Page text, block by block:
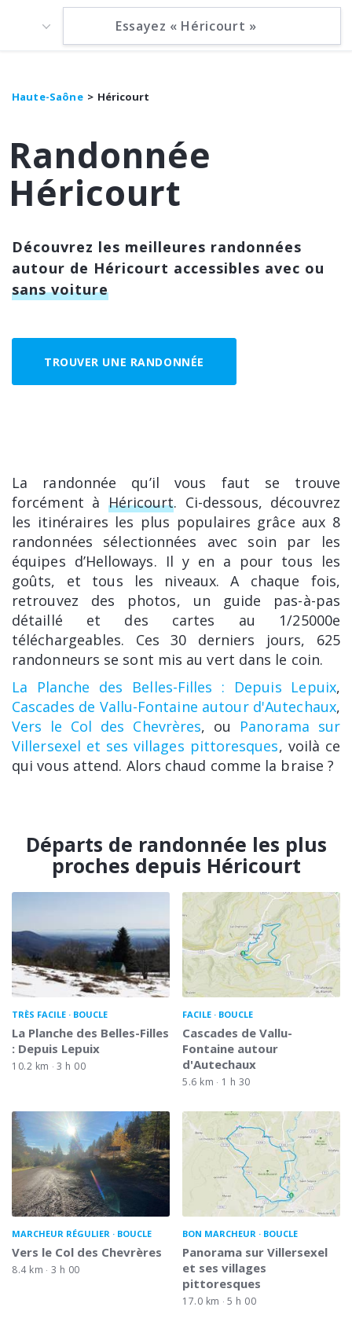
Haute-Saône Héricourt
Randonnée
Héricourt
Découvrez les meilleures randonnées
autour de Héricourt accessibles avec ou
sans voiture
TROUVER UNE RANDONNÉE
La randonnée qu’il vous faut se trouve
forcément à Héricourt. Ci-dessous, découvrez
les itinéraires les plus populaires grâce aux 8
randonnées sélectionnées avec soin par les
équipes d’Helloways. Il y en a pour tous les
goûts, et tous les niveaux. A chaque fois,
retrouvez des photos, un guide pas-à-pas
détaillé et des cartes au 1/25000e
téléchargeables. Ces 30 derniers jours, 625
randonneurs se sont mis au vert dans le coin.
La Planche des Belles-Filles : Depuis Lepuix,
Cascades de Vallu-Fontaine autour d'Autechaux,
Vers le Col des Chevrères, ou Panorama sur
Villersexel et ses villages pittoresques, voilà ce
qui vous attend. Alors chaud comme la braise ?
Départs de randonnée les plus
proches depuis Héricourt
TRÈS FACILE BOUCLE
La Planche des Belles-Filles
: Depuis Lepuix
10.2 km 3 h 00
FACILE BOUCLE
Cascades de Vallu-
Fontaine autour
d'Autechaux
5.6 km 1 h 30
MARCHEUR RÉGULIER BOUCLE
Vers le Col des Chevrères
8.4 km 3 h 00
BON MARCHEUR BOUCLE
Panorama sur Villersexel
et ses villages
pittoresques
17.0 km 5 h 00